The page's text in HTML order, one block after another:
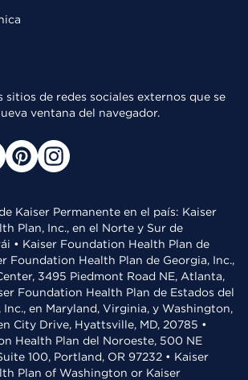
sitios de redes sociales externos que se
ventana del navegador.
Kaiser Permanente en el país: Kaiser
Plan, Inc., en el Norte y Sur de
• Kaiser Foundation Health Plan de
Foundation Health Plan de Georgia, Inc.,
3495 Piedmont Road NE, Atlanta,
Foundation Health Plan de Estados del
en Maryland, Virginia, y Washington,
City Drive, Hyattsville, MD, 20785 •
Health Plan del Noroeste, 500 NE
100, Portland, OR 97232 • Kaiser
Plan of Washington or Kaiser